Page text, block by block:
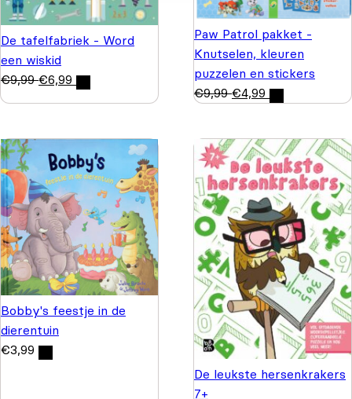
De tafelfabriek - Word
een wiskid
€9,99 €6,99
Paw Patrol pakket -
Knutselen, kleuren
puzzelen en stickers
€9,99 €4,99
Bobby's feestje in de
dierentuin
€3,99
De leukste hersenkrakers
7+